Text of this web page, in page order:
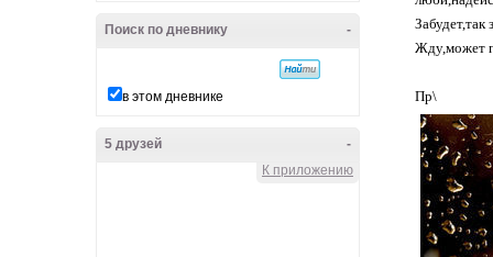
-
Поиск по дневнику
в этом дневнике
-
5 друзей
К приложению
Knyazeva_Lena
Забудет,так
Жду,может
Пр\